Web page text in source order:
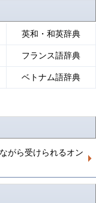
英和・和英辞典
フランス語辞典
ベトナム語辞典
がら受けられるオン